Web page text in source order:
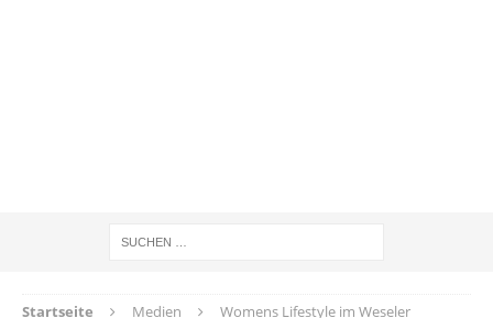
Startseite Medien
Womens Lifestyle im Weseler